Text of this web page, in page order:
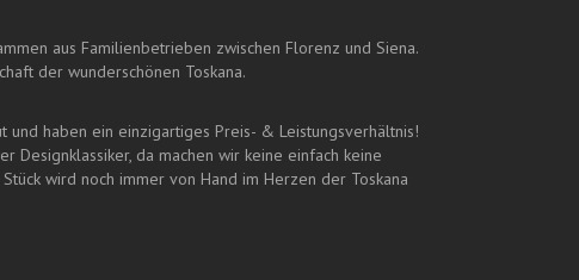
aus Familienbetrieben zwischen Florenz und Siena.
der wunderschönen Toskana.
und haben ein einzigartiges Preis- & Leistungsverhältnis!
Designklassiker, da machen wir keine einfach keine
wird noch immer von Hand im Herzen der Toskana